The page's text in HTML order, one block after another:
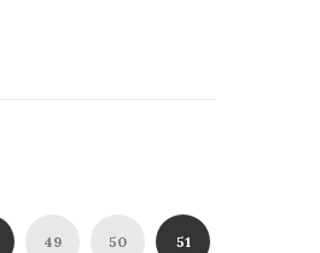
49 50 51